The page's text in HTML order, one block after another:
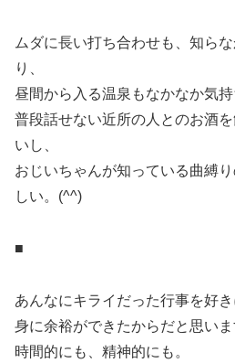
ムダに長い打ち合わせも、知ら
り、
昼間から入る温泉もなかなか気持
普段話せない近所の人とのお酒
いし、
おじいちゃんが知っている曲縛
しい。(^^)
■
あんなにキライだった行事を好
身に余裕ができたからだと思いま
時間的にも、精神的にも。